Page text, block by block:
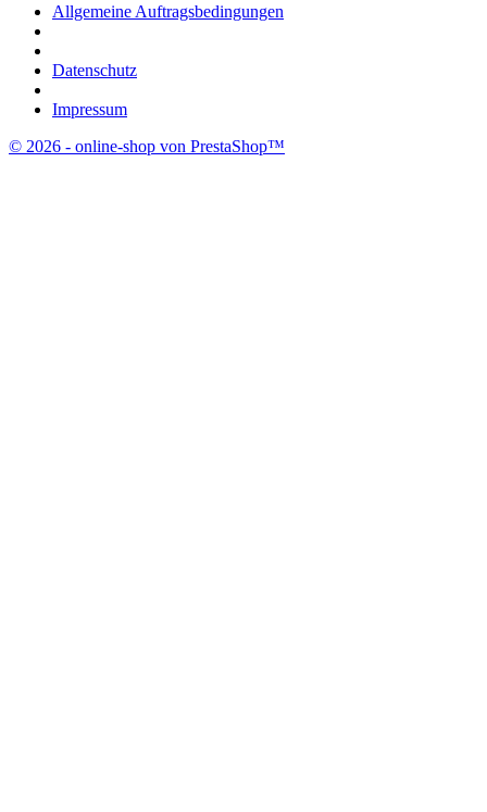
Allgemeine Auftragsbedingungen
Datenschutz
Impressum
© 2026 - online-shop von PrestaShop™